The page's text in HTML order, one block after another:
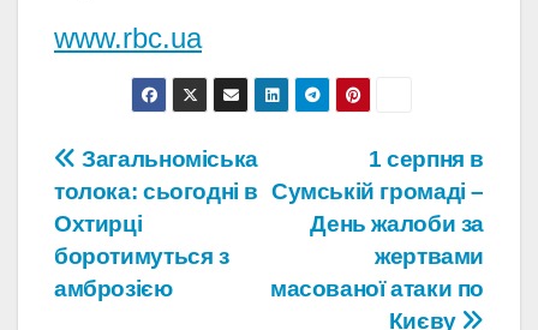
www.rbc.ua
Навігація
записів
1 серпня в
Сумській громаді –
День жалоби за
жертвами
масованої атаки по
Києву
Загальноміська
толока: сьогодні в
Охтирці
боротимуться з
амброзією